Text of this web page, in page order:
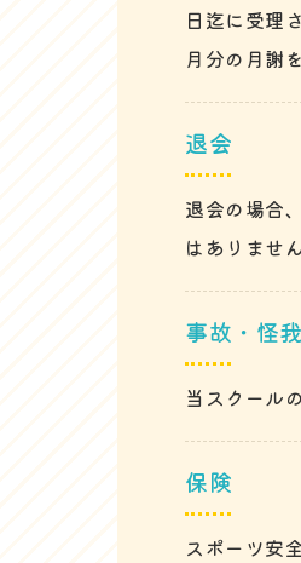
日迄に受理
月分の月謝
退会
退会の場合
はありませ
事故・怪我
当スクール
保険
スポーツ安